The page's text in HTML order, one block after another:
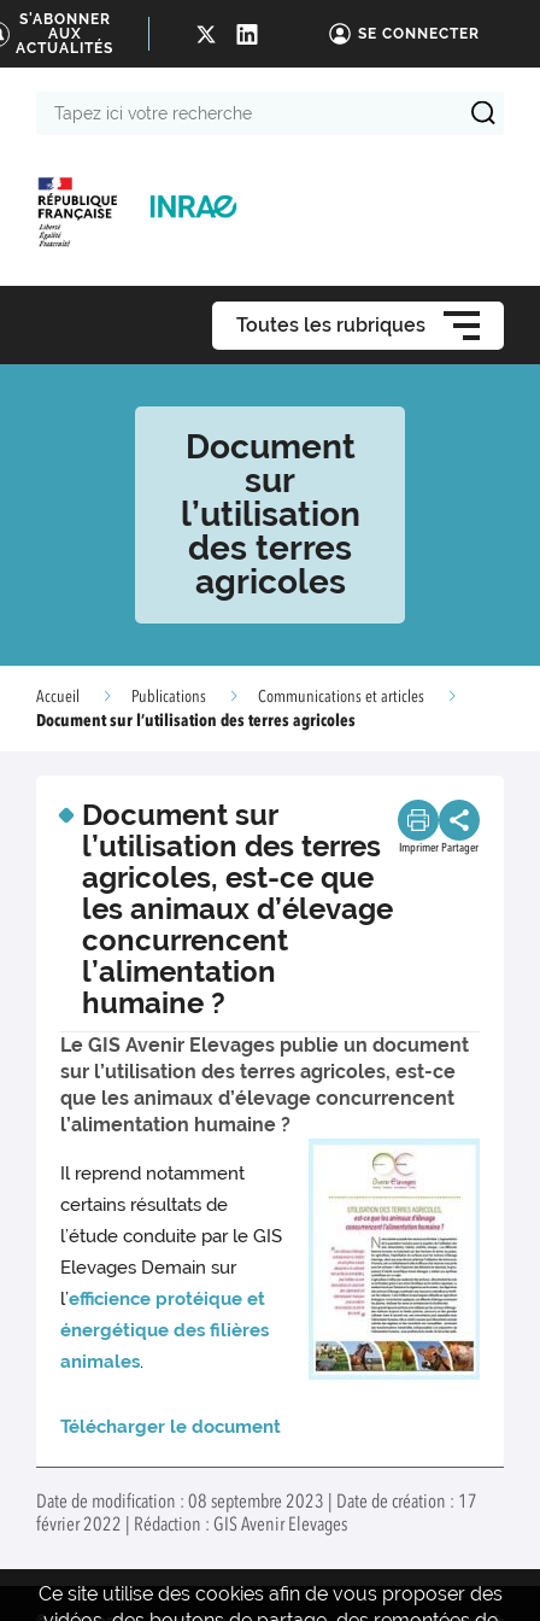
S'ABONNER
AUX
ACTUALITÉS
SE CONNECTER
Toutes les rubriques
Document
sur
l’utilisation
des terres
agricoles
Accueil Publications
Communications et articles
Document sur l’utilisation des terres agricoles
Document sur
l’utilisation des terres
agricoles, est-ce que
les animaux d’élevage
concurrencent
l’alimentation
humaine ?
Imprimer Partager
Le GIS Avenir Elevages publie un document
sur l’utilisation des terres agricoles, est-ce
que les animaux d’élevage concurrencent
l’alimentation humaine ?
Il reprend notamment
certains résultats de
l’étude conduite par le GIS
Elevages Demain sur
l’efficience protéique et
énergétique des filières
animales.
Télécharger le document
Date de modification : 08 septembre 2023 | Date de création : 17
février 2022 | Rédaction : GIS Avenir Elevages
Ce site utilise des cookies afin de vous proposer des